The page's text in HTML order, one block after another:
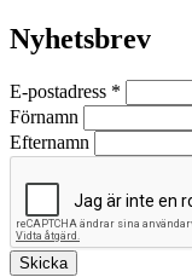
Nyhetsbrev
E-postadress *
Förnamn
Efternamn